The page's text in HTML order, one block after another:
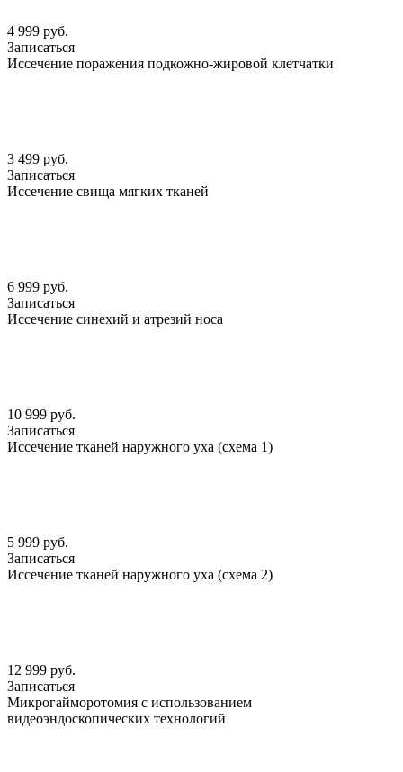
4 999 руб.
Записаться
Иссечение поражения подкожно-жировой клетчатки
3 499 руб.
Записаться
Иссечение свища мягких тканей
6 999 руб.
Записаться
Иссечение синехий и атрезий носа
10 999 руб.
Записаться
Иссечение тканей наружного уха (схема 1)
5 999 руб.
Записаться
Иссечение тканей наружного уха (схема 2)
12 999 руб.
Записаться
Микрогайморотомия с использованием
видеоэндоскопических технологий